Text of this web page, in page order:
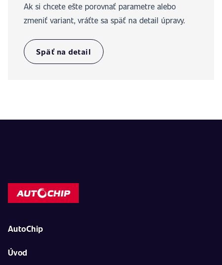
Ak si chcete ešte porovnať parametre alebo
zmeniť variant, vráťte sa späť na detail úpravy.
Späť na detail
AutoChip
Úvod